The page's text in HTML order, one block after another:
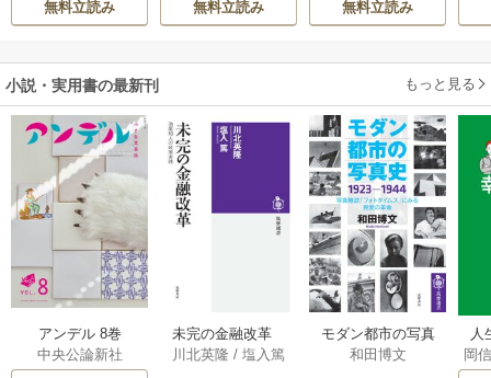
の落ちこぼれ令
を掴み取る～
しろう
無料立読み
す！ ～聖女に嵌め
二度目は串刺し回
無料立読み 無料立読み
小説・実用書の最新刊 もっと見る
アンデル 8巻
中央公論新社
未完の金融改革
――池尾和人の政
川北英隆 /塩入篤
モダン都市の写真
史 1923－1944
和田博文
人
教
岡